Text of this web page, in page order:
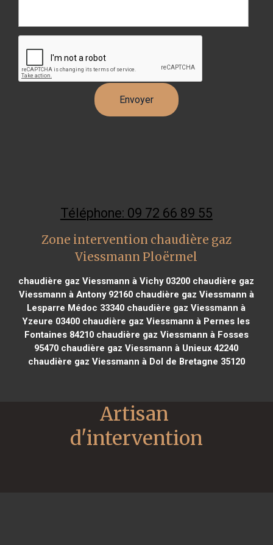
Téléphone: 09 72 66 89 55
Zone intervention chaudière gaz
Viessmann Ploërmel
chaudière gaz Viessmann à Vichy 03200 chaudière gaz
Viessmann à Antony 92160chaudière gaz Viessmann à
Lesparre Médoc 33340 chaudière gaz Viessmann à
Yzeure 03400 chaudière gaz Viessmann à Pernes les
Fontaines 84210chaudière gaz Viessmann à Fosses
95470 chaudière gaz Viessmann à Unieux 42240
chaudière gaz Viessmann à Dol de Bretagne 35120
Artisan
d'intervention